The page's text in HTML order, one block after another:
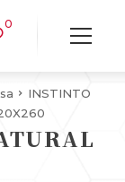
0
INSTINTO